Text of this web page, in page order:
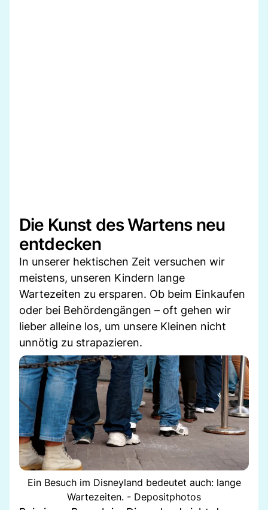
Die Kunst des Wartens neu
entdecken
In unserer hektischen Zeit versuchen wir
meistens, unseren Kindern lange
Wartezeiten zu ersparen. Ob beim Einkaufen
oder bei Behördengängen – oft gehen wir
lieber alleine los, um unsere Kleinen nicht
unnötig zu strapazieren.
Ein Besuch im Disneyland bedeutet auch: lange
Wartezeiten. - Depositphotos